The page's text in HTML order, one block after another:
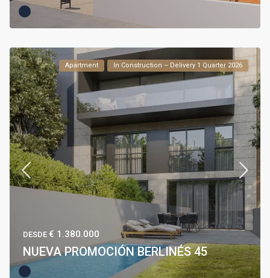
Apartment In Construction – Delivery 1 Quarter 2026
DESDE€ 1.380.000
NUEVA PROMOCIÓN BERLINÉS 45